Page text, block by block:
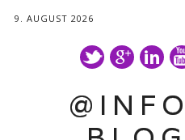
9. AUGUST 2026